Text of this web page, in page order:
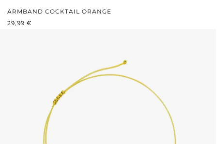
ARMBAND COCKTAIL ORANGE
REGULÄRER PREIS:
29,99 €